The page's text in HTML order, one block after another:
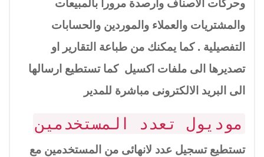
وحركات الاصناف وارصدة مرورا بالمبيعات
والمشتريات والعملاء والموردين والحسابات
التفصيلية . كما يمكنك من طباعة التقارير او
تصديرها الى ملفات اكسيل كما تستطيع ارسالها
الى البريد الالكترونى مباشرة للمدير
موديول تعدد المستخدمين
تستطيع تسجيل عدد لانهائى من المستخدمين مع